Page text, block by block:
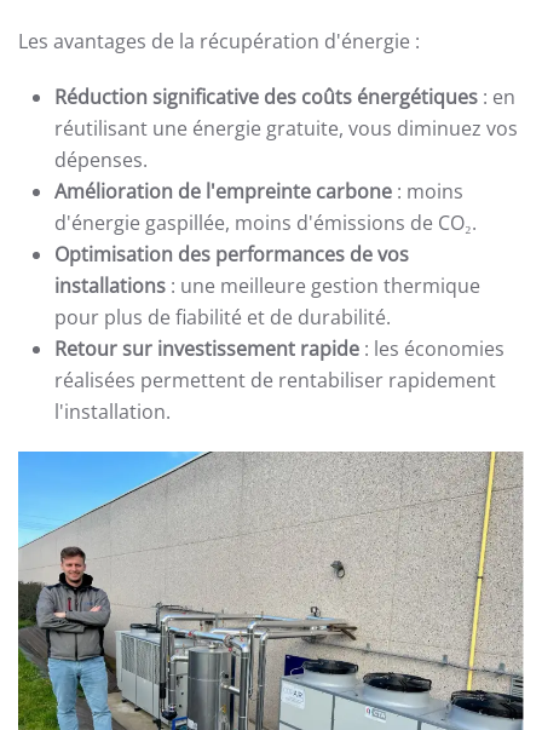
Les avantages de la récupération d'énergie :
Réduction significative des coûts énergétiques : en
réutilisant une énergie gratuite, vous diminuez vos
dépenses.
Amélioration de l'empreinte carbone : moins
d'énergie gaspillée, moins d'émissions de CO₂.
Optimisation des performances de vos
installations : une meilleure gestion thermique
pour plus de fiabilité et de durabilité.
Retour sur investissement rapide : les économies
réalisées permettent de rentabiliser rapidement
l'installation.